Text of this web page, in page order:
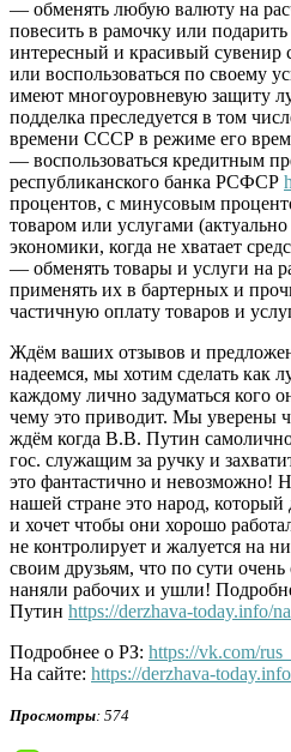
— обменять любую валюту на
повесить в рамочку или
интересный и красивый сувенир
или воспользоваться по своему
имеют многоуровневую защиту
подделка преследуется в том
времени СССР в режиме его
— воспользоваться кредитным
республиканского банка РСФСР
процентов, с минусовым
товаром или услугами
экономики, когда не хватает
— обменять товары и услуги на
применять их в бартерных и
частичную оплату товаров и
Ждём ваших отзывов и
надеемся, мы хотим сделать как
каждому лично задуматься кого
чему это приводит. Мы уверены
ждём когда В.В. Путин
гос. служащим за ручку и
это фантастично и невозможно!
нашей стране это народ,
и хочет чтобы они хорошо
не контролирует и жалуется на
своим друзьям, что по сути
наняли рабочих и ушли!
Путин https://derzhava-today.info/
Подробнее о РЗ: https://vk.com/
На сайте: https://derzhava-
Просмотры: 574